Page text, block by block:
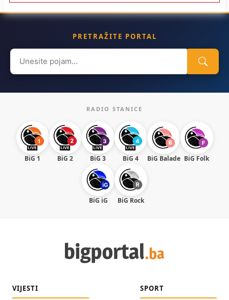
PRETRAŽITE PORTAL
Search
for:
RADIO STANICE
BiG 1 BiG 2 BiG 3 BiG 4 BiG Balade BiG Folk
BiG iG BiG Rock
VIJESTI SPORT